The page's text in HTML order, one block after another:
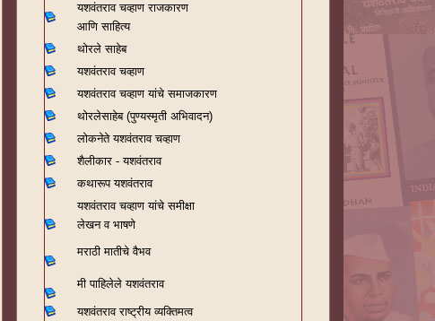
यशवंतराव चव्हाण राजकारण
आणि साहित्य
थोरले साहेब
यशवंतराव चव्हाण
यशवंतराव चव्हाण यांचे समाजकारण
थोरलेसाहेब (पुण्यस्मृती अभिवादन)
लोकनेते यशवंतराव चव्हाण
शैलीकार - यशवंतराव
कथारूप यशवंतराव
यशवंतराव चव्हाण यांचे समीक्षा
लेखन व भाषणे
मराठी मातीचे वैभव
मी पाहिलेले यशवंतराव
यशवंतराव राष्ट्रीय व्यक्तिमत्व